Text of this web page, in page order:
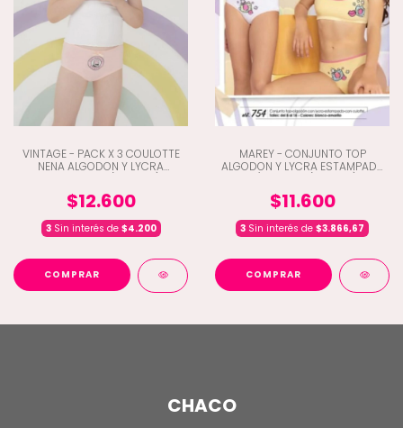
VINTAGE - PACK X 3 COULOTTE
NENA ALGODON Y LYCRA
$12.600
3Sin interés de $4.200
COMPRAR
MAREY - CONJUNTO TOP
ALGODON Y LYCRA ESTAMPADA
$11.600
3 Sin interés de $3.866,67
COMPRAR
CHACO